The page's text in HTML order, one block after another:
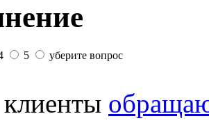
5 уберите вопрос